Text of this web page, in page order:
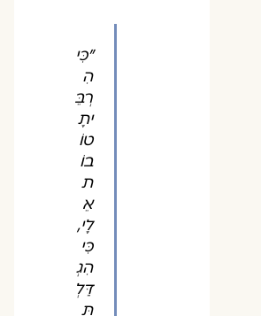
"כִּי
הִ
רְבֵּ
יתָ
טוֹ
בוֹ
ת
אֵ
לָי,
כִּי
הִגְ
דַּלְ
תָּ